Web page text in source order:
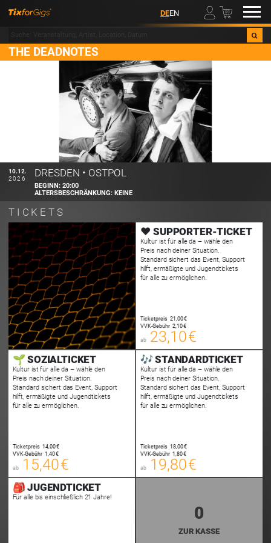
DEEN 00
THE DEADNOTES
10.12.
2026
DRESDEN • OSTPOL
BEGINN:20:00
ALTERSBESCHRÄNKUNG:KEINE
TICKETS
❤️ SUPPORTER-TICKET
Kultur ist für alle da – wähle den
Preis nach deiner Situation.
Standard sichert das Event, Support
hilft, ermäßigte und Jugendtickets
für alle zu ermöglichen.
Ticketpreis 21,00 €
VVK-Gebühr 2,10 €
ab 23,10 €
00
🌱 SOZIALTICKET
Kultur ist für alle da – wähle den
Preis nach deiner Situation.
Standard sichert das Event, Support
hilft, ermäßigte und Jugendtickets
für alle zu ermöglichen.
Ticketpreis 14,00 €
VVK-Gebühr 1,40 €
ab 15,40 €
00
🎶 STANDARDTICKET
Kultur ist für alle da – wähle den
Preis nach deiner Situation.
Standard sichert das Event, Support
hilft, ermäßigte und Jugendtickets
für alle zu ermöglichen.
Ticketpreis 18,00 €
VVK-Gebühr 1,80 €
ab 19,80 €
00
🎒 JUGENDTICKET
Für alle bis einschließlich 21 Jahre!
0
ZUR KASSE